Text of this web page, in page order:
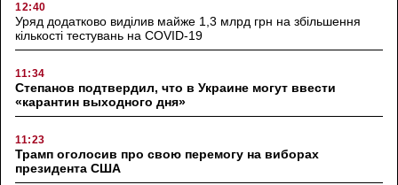
12:40
Уряд додатково виділив майже 1,3 млрд грн на збільшення
кількості тестувань на COVID-19
11:34
Степанов подтвердил, что в Украине могут ввести
«карантин выходного дня»
11:23
Трамп оголосив про свою перемогу на виборах
президента США